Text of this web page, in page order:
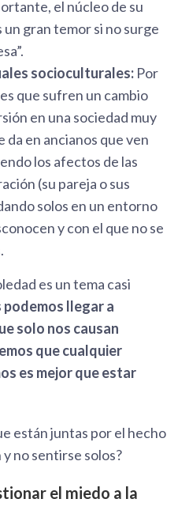
el núcleo de su
gran temor si no surge
socioculturales: Por
que sufren un cambio
en una sociedad muy
en ancianos que ven
los afectos de las
(su pareja o sus
solos en un entorno
y con el que no se
es un tema casi
podemos llegar a
solo nos causan
que cualquier
es mejor que estar
están juntas por el hecho
no sentirse solos?
el miedo a la